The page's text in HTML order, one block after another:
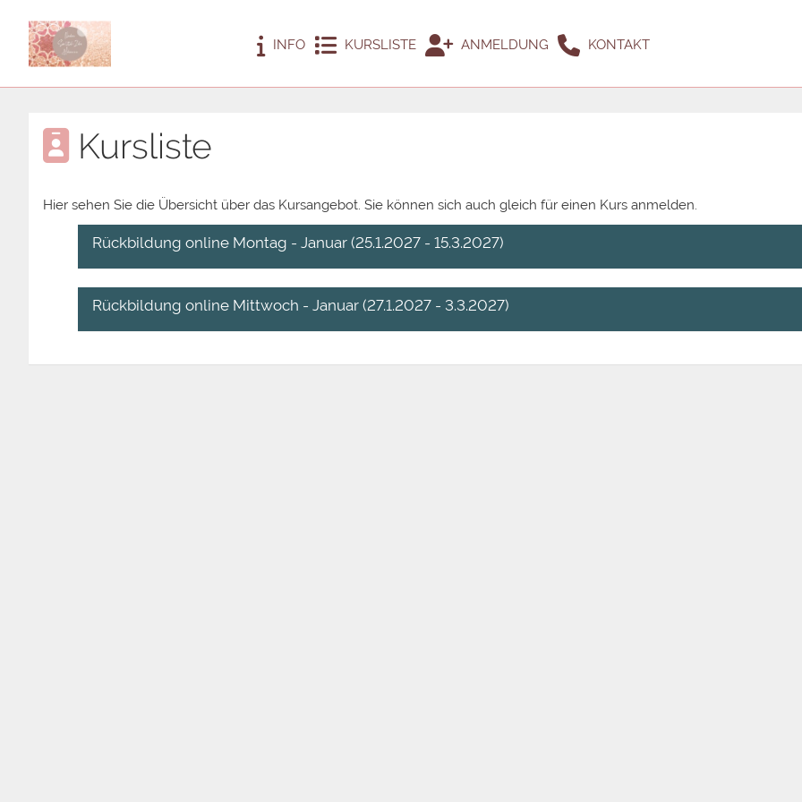
INFO KURSLISTE ANMELDUNG KONTAKT
Kursliste
Hier sehen Sie die Übersicht über das Kursangebot. Sie können sich auch gleich für einen Kurs anmelden.
Rückbildung online Montag - Januar (25.1.2027 - 15.3.2027)
Rückbildung online Mittwoch - Januar (27.1.2027 - 3.3.2027)